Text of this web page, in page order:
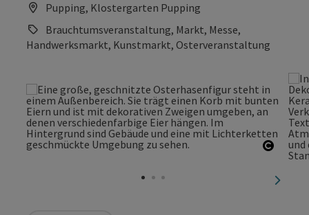
Pupping, Klostergarten Pupping
Brauchtumsveranstaltung, Markt, Messe,
Handwerksmarkt, Kunstmarkt, Osterveranstaltung